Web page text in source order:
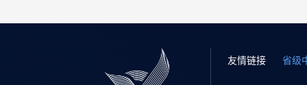
友情链接 省级